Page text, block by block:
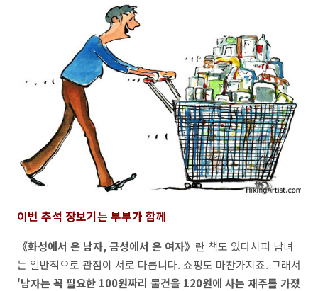
이번 추석 장보기는 부부가 함께
《화성에서 온 남자, 금성에서 온 여자》 란 책도 있다시피 남녀
는 일반적으로 관점이 서로 다릅니다. 쇼핑도 마찬가지죠. 그래서
'남자는 꼭 필요한 100원짜리 물건을 120원에 사는 재주를 가졌